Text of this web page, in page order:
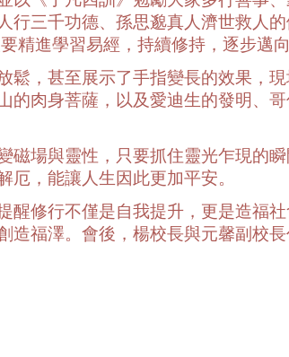
行三千功德、孫思邈真人濟世救人
精進學習易經，持續修持，逐步邁向
，甚至展示了手指變長的效果，
肉身菩薩，以及愛迪生的發明、
場與靈性，只要抓住靈光乍現的
，能讓人生因此更加平安。
修行不僅是自我提升，更是造福
福澤。會後，楊校長與元馨副校